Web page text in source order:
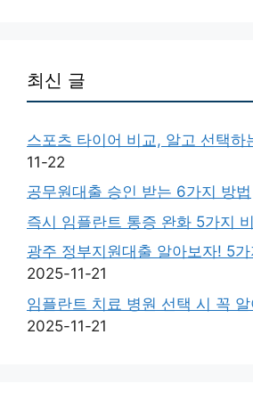
최신 글
스포츠 타이어 비교, 알고 선택하
11-22
공무원대출 승인 받는 6가지 방법
즉시 임플란트 통증 완화 5가지
광주 정부지원대출 알아보자! 5
2025-11-21
임플란트 치료 병원 선택 시 꼭
2025-11-21